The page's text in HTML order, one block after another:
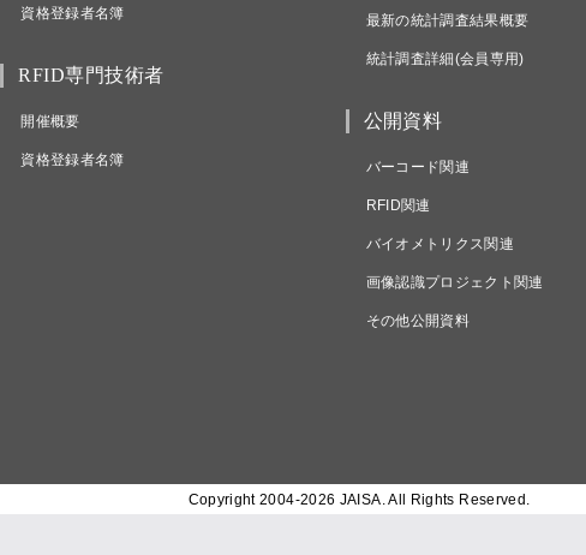
資格登録者名簿
RFID専門技術者
開催概要
資格登録者名簿
最新の統計調査結果概要
統計調査詳細(会員専用)
公開資料
バーコード関連
RFID関連
バイオメトリクス関連
画像認識プロジェクト関連
その他公開資料
Copyright 2004-2026 JAISA. All Rights Reserved.